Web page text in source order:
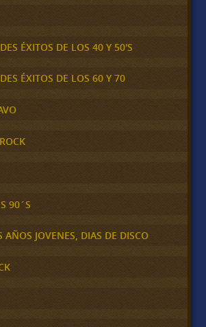
ÉXITOS DE LOS 40 Y 50'S
ÉXITOS DE LOS 60 Y 70
90´S
AÑOS JOVENES, DIAS DE DISCO